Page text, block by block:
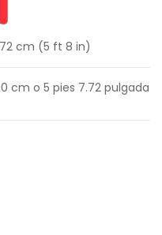
cm (5 ft 8 in)
cm o 5 pies 7.72pulgada